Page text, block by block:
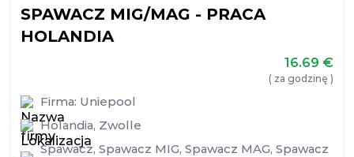
SPAWACZ MIG/MAG - PRACA
HOLANDIA
16.69 €
( za godzinę )
Firma: Uniepool
Holandia, Zwolle
Spawacz, Spawacz MIG, Spawacz MAG, Spawacz